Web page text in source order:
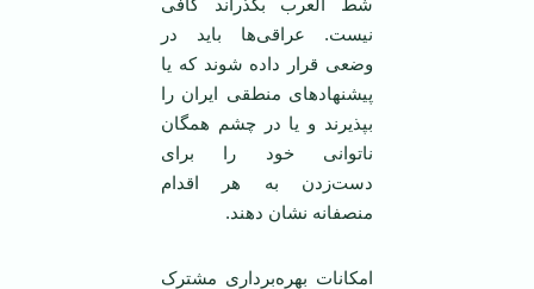
شط العرب بگذراند کافی
نيست. عراقی‌ها بايد در
وضعی قرار داده شوند که يا
پيشنهادهای منطقی ايران را
بپذيرند و يا در چشم همگان
ناتوانی خود را برای
دست‌زدن به هر اقدام
منصفانه نشان دهند.
امکانات بهره‌برداری مشترک